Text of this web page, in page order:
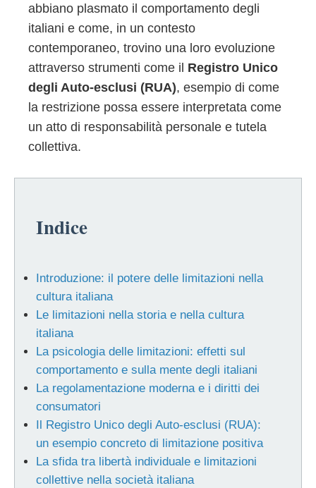
abbiano plasmato il comportamento degli
italiani e come, in un contesto
contemporaneo, trovino una loro evoluzione
attraverso strumenti come il Registro Unico
degli Auto-esclusi (RUA), esempio di come
la restrizione possa essere interpretata come
un atto di responsabilità personale e tutela
collettiva.
Indice
Introduzione: il potere delle limitazioni nella
cultura italiana
Le limitazioni nella storia e nella cultura
italiana
La psicologia delle limitazioni: effetti sul
comportamento e sulla mente degli italiani
La regolamentazione moderna e i diritti dei
consumatori
Il Registro Unico degli Auto-esclusi (RUA):
un esempio concreto di limitazione positiva
La sfida tra libertà individuale e limitazioni
collettive nella società italiana